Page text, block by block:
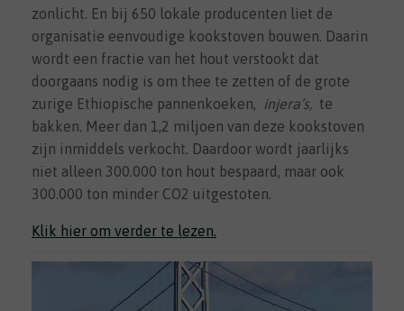
zonlicht. En bij 650 lokale producenten liet de
organisatie eenvoudige kookstoven bouwen. Daarin
wordt een fractie van het hout verstookt dat
doorgaans nodig is om thee te zetten of de grote
zurige Ethiopische pannenkoeken,
injera’s, te
bakken. Meer dan 1,2 miljoen van deze kookstoven
zijn inmiddels verkocht. Daardoor wordt jaarlijks
niet alleen 300.000 ton hout bespaard, maar ook
300.000 ton minder CO2 uitgestoten.
Klik hier om verder te lezen.